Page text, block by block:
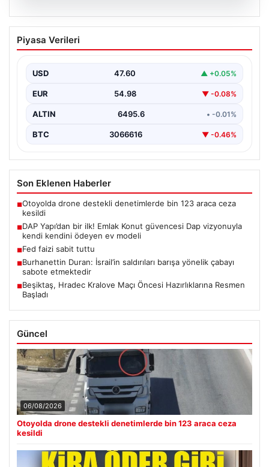
05.08.2026
DAP Yapı’dan bir ilk! Emlak Konut
güvencesi Dap vizyonuyla kendi
Piyasa Verileri
USD 47.60 ▲ +0.05%
EUR 54.98 ▼ -0.08%
ALTIN 6495.6 • -0.01%
BTC 3066616 ▼ -0.46%
Son Eklenen Haberler
■Otoyolda drone destekli denetimlerde bin 123 araca ceza
kesildi
■DAP Yapı’dan bir ilk! Emlak Konut güvencesi Dap vizyonuyla
kendi kendini ödeyen ev modeli
■Fed faizi sabit tuttu
■Burhanettin Duran: İsrail’in saldırıları barışa yönelik çabayı
sabote etmektedir
■Beşiktaş, Hradec Kralove Maçı Öncesi Hazırlıklarına Resmen
Başladı
Güncel
06/08/2026
Otoyolda drone destekli denetimlerde bin 123 araca ceza
kesildi